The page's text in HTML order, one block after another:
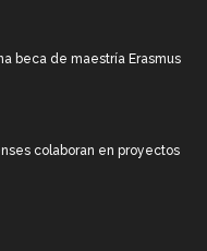
beca de maestría Erasmus
colaboran en proyectos